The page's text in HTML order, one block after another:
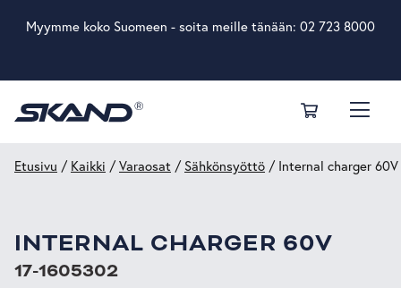
Myymme koko Suomeen - soita meille tänään: 02 723 8000
Etusivu / Kaikki /Varaosat / Sähkönsyöttö / Internal charger 60V
INTERNAL CHARGER 60V
17-1605302